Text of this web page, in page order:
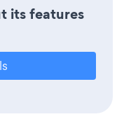
its features